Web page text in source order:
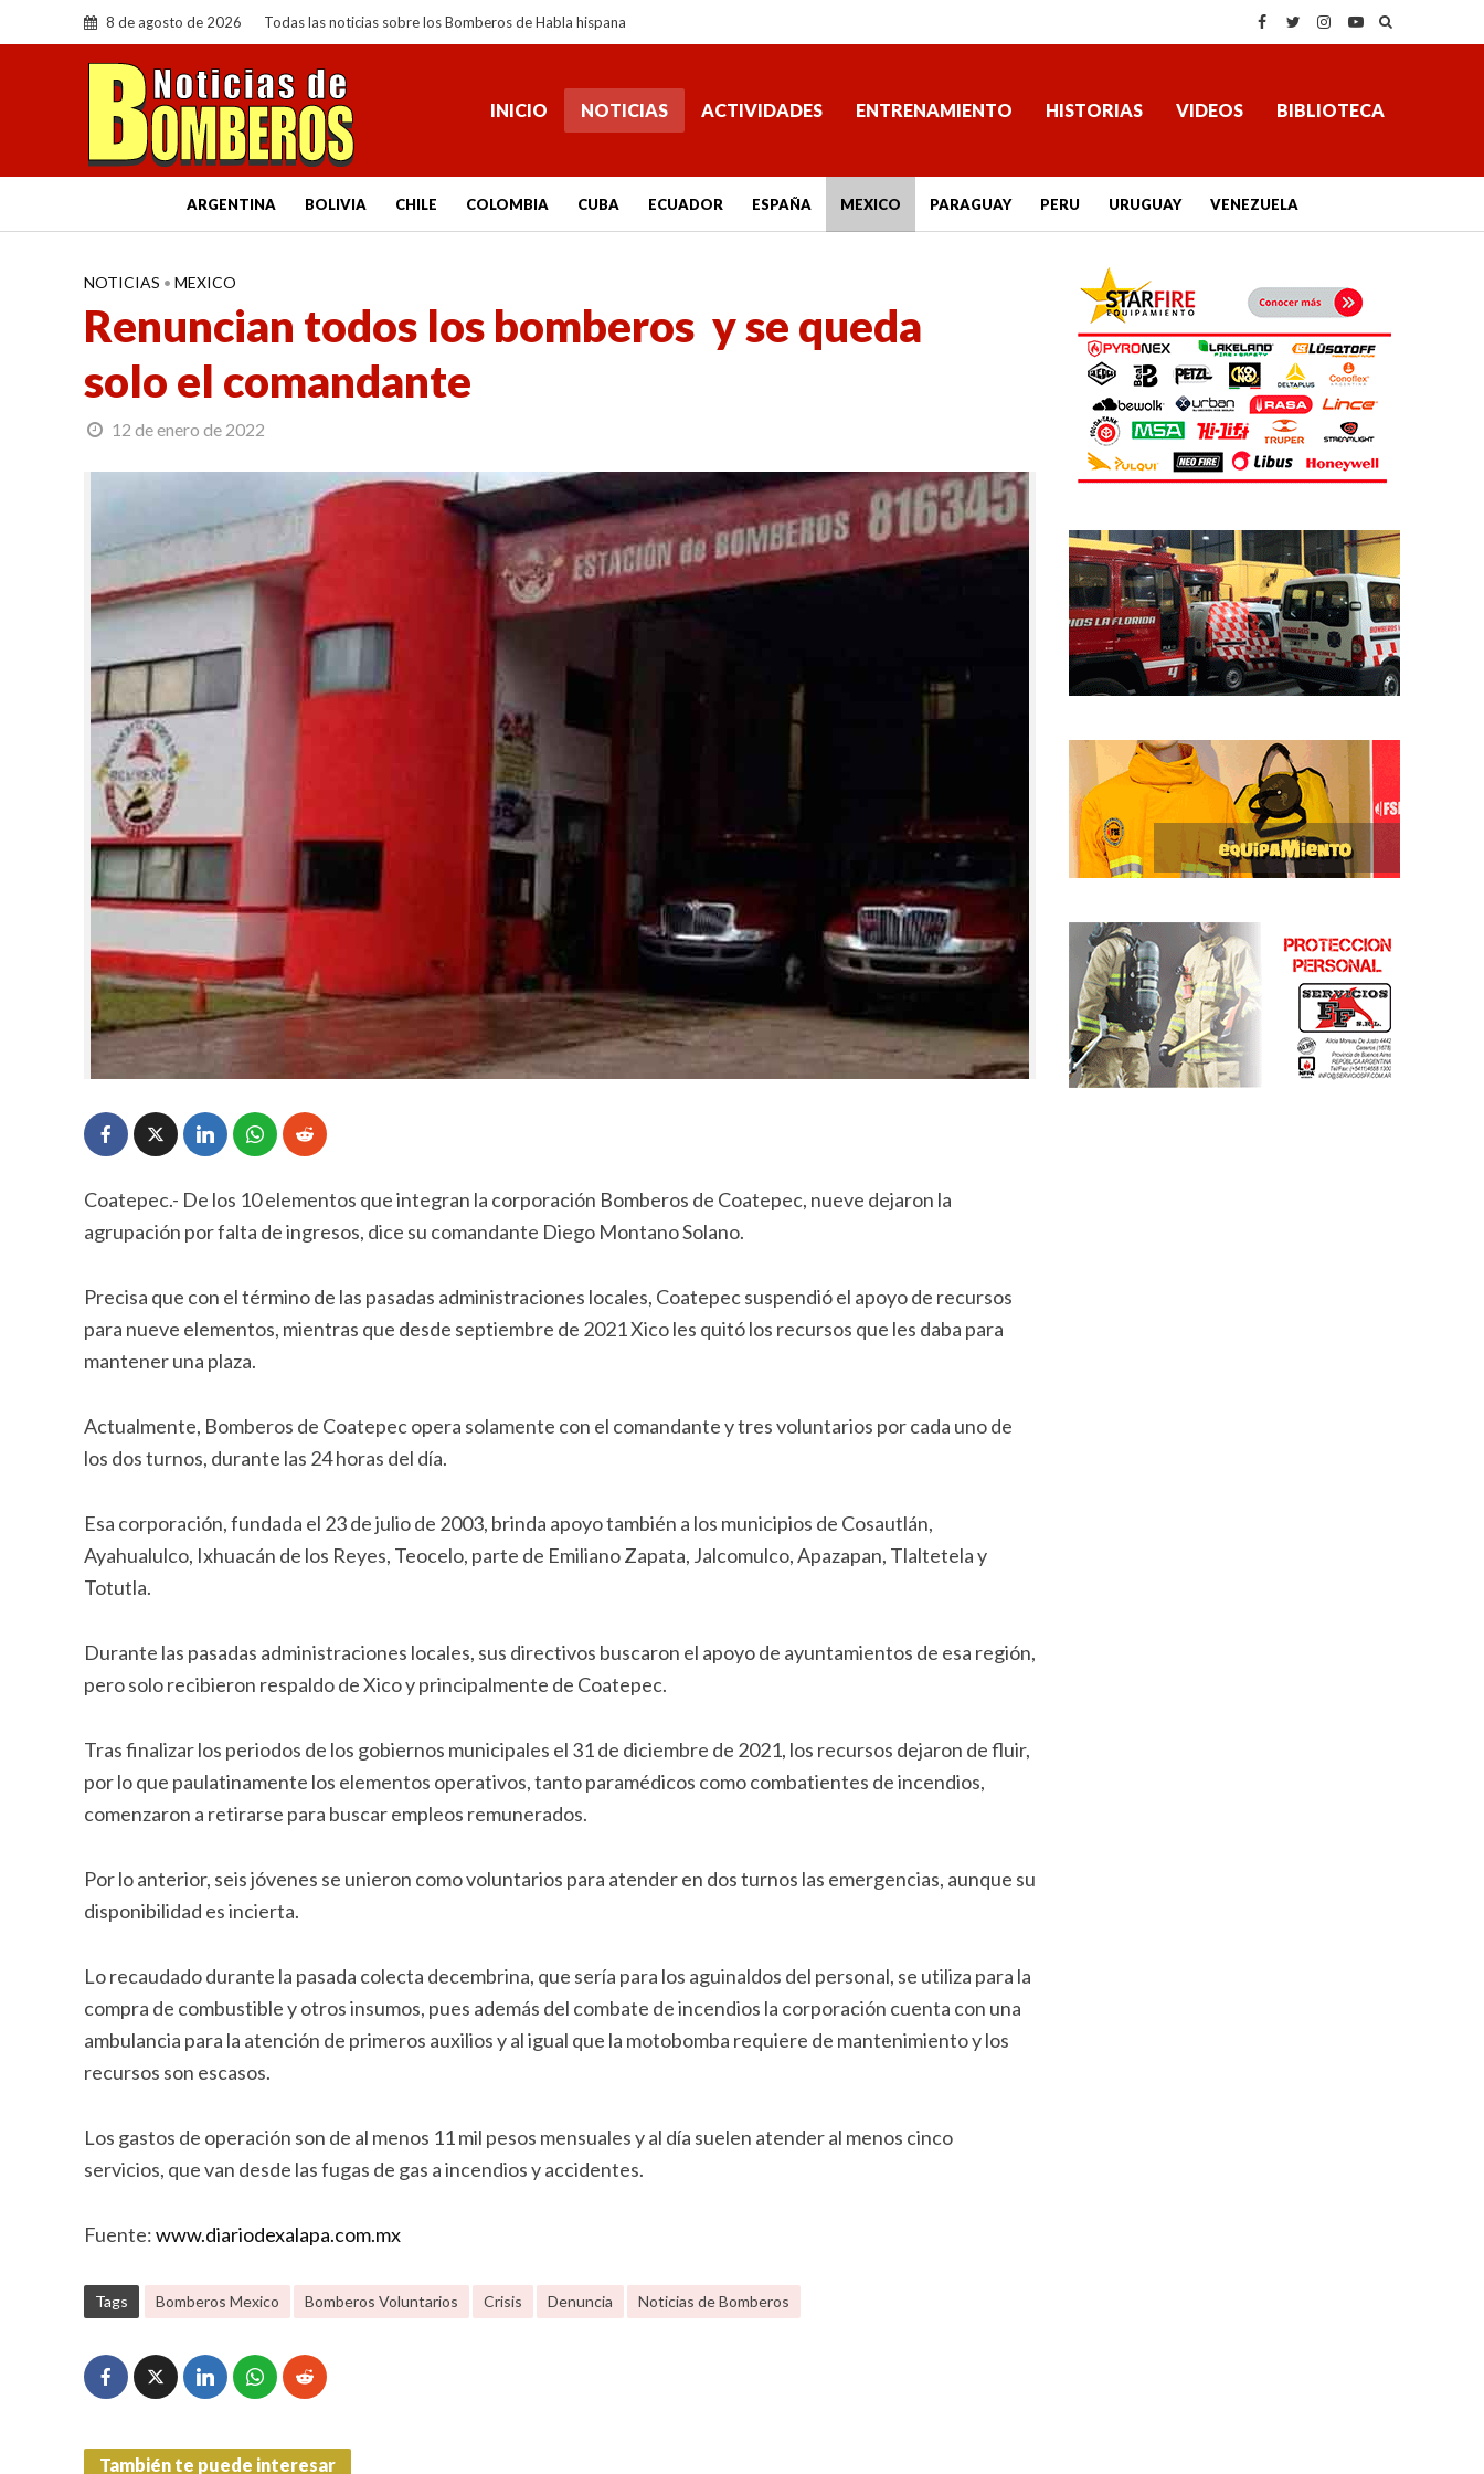
8 de agosto de 2026 Todas las noticias sobre los Bomberos de Habla hispana
INICIO NOTICIAS ACTIVIDADES ENTRENAMIENTO HISTORIAS VIDEOS BIBLIOTECA
ARGENTINA BOLIVIA CHILE COLOMBIA CUBA ECUADOR ESPAÑA MEXICO PARAGUAY PERU URUGUAY VENEZUELA
NOTICIAS • MEXICO
Renuncian todos los bomberos y se queda
solo el comandante
12 de enero de 2022
Coatepec.- De los 10 elementos que integran la corporación Bomberos de Coatepec, nueve dejaron la
agrupación por falta de ingresos, dice su comandante Diego Montano Solano.
Precisa que con el término de las pasadas administraciones locales, Coatepec suspendió el apoyo de recursos
para nueve elementos, mientras que desde septiembre de 2021 Xico les quitó los recursos que les daba para
mantener una plaza.
Actualmente, Bomberos de Coatepec opera solamente con el comandante y tres voluntarios por cada uno de
los dos turnos, durante las 24 horas del día.
Esa corporación, fundada el 23 de julio de 2003, brinda apoyo también a los municipios de Cosautlán,
Ayahualulco, Ixhuacán de los Reyes, Teocelo, parte de Emiliano Zapata, Jalcomulco, Apazapan, Tlaltetela y
Totutla.
Durante las pasadas administraciones locales, sus directivos buscaron el apoyo de ayuntamientos de esa región,
pero solo recibieron respaldo de Xico y principalmente de Coatepec.
Tras finalizar los periodos de los gobiernos municipales el 31 de diciembre de 2021, los recursos dejaron de fluir,
por lo que paulatinamente los elementos operativos, tanto paramédicos como combatientes de incendios,
comenzaron a retirarse para buscar empleos remunerados.
Por lo anterior, seis jóvenes se unieron como voluntarios para atender en dos turnos las emergencias, aunque su
disponibilidad es incierta.
Lo recaudado durante la pasada colecta decembrina, que sería para los aguinaldos del personal, se utiliza para la
compra de combustible y otros insumos, pues además del combate de incendios la corporación cuenta con una
ambulancia para la atención de primeros auxilios y al igual que la motobomba requiere de mantenimiento y los
recursos son escasos.
Los gastos de operación son de al menos 11 mil pesos mensuales y al día suelen atender al menos cinco
servicios, que van desde las fugas de gas a incendios y accidentes.
Fuente:www.diariodexalapa.com.mx
Tags Bomberos Mexico Bomberos Voluntarios Crisis Denuncia Noticias de Bomberos
También te puede interesar